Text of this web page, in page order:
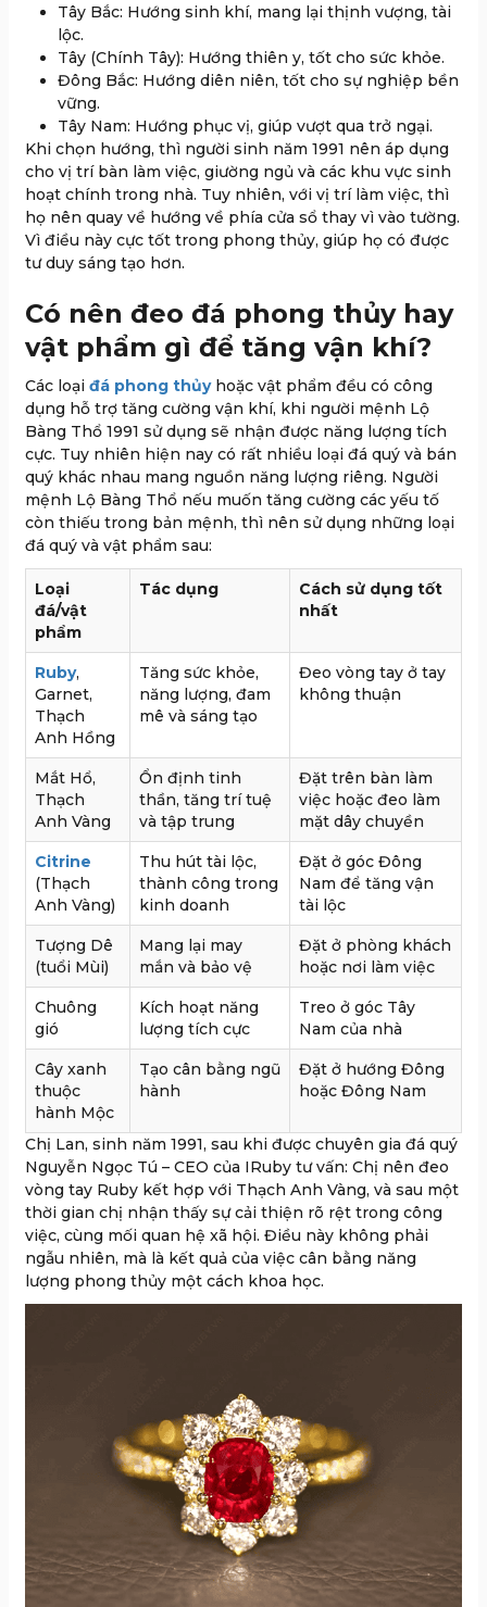
Tây Bắc: Hướng sinh khí, mang lại thịnh vượng, tài
lộc.
Tây (Chính Tây): Hướng thiên y, tốt cho sức khỏe.
Đông Bắc: Hướng diên niên, tốt cho sự nghiệp bền
vững.
Tây Nam: Hướng phục vị, giúp vượt qua trở ngại.
Khi chọn hướng, thì người sinh năm 1991 nên áp dụng
cho vị trí bàn làm việc, giường ngủ và các khu vực sinh
hoạt chính trong nhà. Tuy nhiên, với vị trí làm việc, thì
họ nên quay về hướng về phía cửa sổ thay vì vào tường.
Vì điều này cực tốt trong phong thủy, giúp họ có được
tư duy sáng tạo hơn.
Có nên đeo đá phong thủy hay
vật phẩm gì để tăng vận khí?
Các loại đá phong thủyhoặc vật phẩm đều có công
dụng hỗ trợ tăng cường vận khí, khi người mệnh Lộ
Bàng Thổ 1991 sử dụng sẽ nhận được năng lượng tích
cực. Tuy nhiên hiện nay có rất nhiều loại đá quý và bán
quý khác nhau mang nguồn năng lượng riêng. Người
mệnh Lộ Bàng Thổ nếu muốn tăng cường các yếu tố
còn thiếu trong bản mệnh, thì nên sử dụng những loại
đá quý và vật phẩm sau:
Loại
đá/vật
phẩm
Tác dụng
Cách sử dụng tốt
nhất
Ruby,
Garnet,
Thạch
Anh Hồng
Tăng sức khỏe,
năng lượng, đam
mê và sáng tạo
Đeo vòng tay ở tay
không thuận
Mắt Hổ,
Thạch
Anh Vàng
Ổn định tinh
thần, tăng trí tuệ
và tập trung
Đặt trên bàn làm
việc hoặc đeo làm
mặt dây chuyền
Citrine
(Thạch
Anh Vàng)
Thu hút tài lộc,
thành công trong
kinh doanh
Đặt ở góc Đông
Nam để tăng vận
tài lộc
Tượng Dê
(tuổi Mùi)
Mang lại may
mắn và bảo vệ
Đặt ở phòng khách
hoặc nơi làm việc
Chuông
gió
Kích hoạt năng
lượng tích cực
Treo ở góc Tây
Nam của nhà
Cây xanh
thuộc
hành Mộc
Tạo cân bằng ngũ
hành
Đặt ở hướng Đông
hoặc Đông Nam
Chị Lan, sinh năm 1991, sau khi được chuyên gia đá quý
Nguyễn Ngọc Tú – CEO của IRuby tư vấn: Chị nên đeo
vòng tay Ruby kết hợp với Thạch Anh Vàng, và sau một
thời gian chị nhận thấy sự cải thiện rõ rệt trong công
việc, cùng mối quan hệ xã hội. Điều này không phải
ngẫu nhiên, mà là kết quả của việc cân bằng năng
lượng phong thủy một cách khoa học.